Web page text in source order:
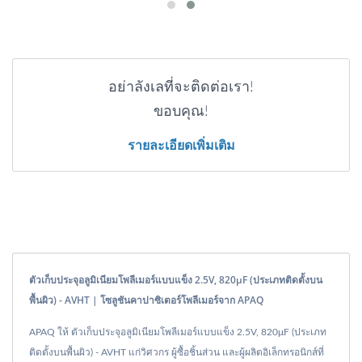
อย่าลังเลที่จะติดต่อเรา!
ขอบคุณ!
รายละเอียดเพิ่มเติม
ตัวเก็บประจุอลูมิเนียมโพลีเมอร์แบบแข็ง 2.5V, 820μF (ประเภทติดตั้งบน
พื้นผิว) - AVHT | โซลูชันคาปาซิเตอร์โพลีเมอร์จาก APAQ
APAQ ให้ ตัวเก็บประจุอลูมิเนียมโพลีเมอร์แบบแข็ง 2.5V, 820μF (ประเภท
ติดตั้งบนพื้นผิว) - AVHT แก่วิศวกร ผู้ซื้อชิ้นส่วน และผู้ผลิตอิเล็กทรอนิกส์ที่